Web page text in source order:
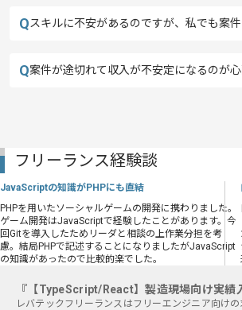
Qスキルに不安があるのですが、私でも案
Q案件が途切れて収入が不安定になるのが心
フリーランス経験談
JavaScriptの知識がPHPにも直結
PHPを用いたソーシャルゲームの開発に携わりました。
ゲーム開発はJavaScriptで経験したことがあります。今
回Gitを導入したためリーダと相談の上作業分担を考
慮。結局PHPで記述することになりましたがJavaScript
の知識があったので比較的楽でした。
『【TypeScript/React】製造現場向け実